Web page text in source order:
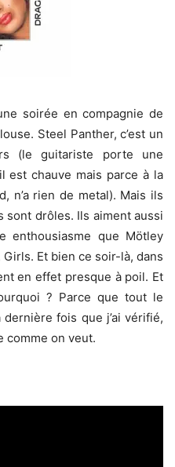
soirée en compagnie de
Steel Panther, c’est un
(le guitariste porte une
est chauve mais parce à la
n’a rien de metal). Mais ils
sont drôles. Ils aiment aussi
enthousiasme que Mötley
Et bien ce soir-là, dans
en effet presque à poil. Et
? Parce que tout le
fois que j’ai vérifié,
comme on veut.